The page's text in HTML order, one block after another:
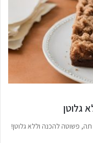
גלוטן
פשוטה להכנה וללא גלוטן!